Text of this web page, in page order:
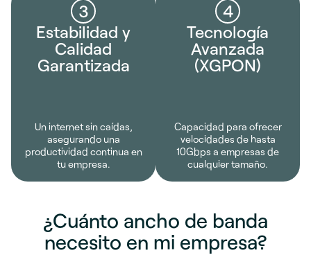
3
Estabilidad y
Calidad
Garantizada
Un internet sin caídas,
asegurando una
productividad continua en
tu empresa.
4
Tecnología
Avanzada
(XGPON)
Capacidad para ofrecer
velocidades de hasta
10Gbps a empresas de
cualquier tamaño.
¿Cuánto ancho de banda
necesito en mi empresa?